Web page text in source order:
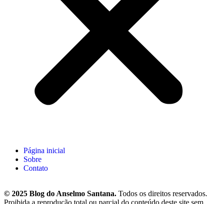
Página inicial
Sobre
Contato
© 2025 Blog do Anselmo Santana. Todos os direitos reservados.
Proibida a reprodução total ou parcial do conteúdo deste site sem